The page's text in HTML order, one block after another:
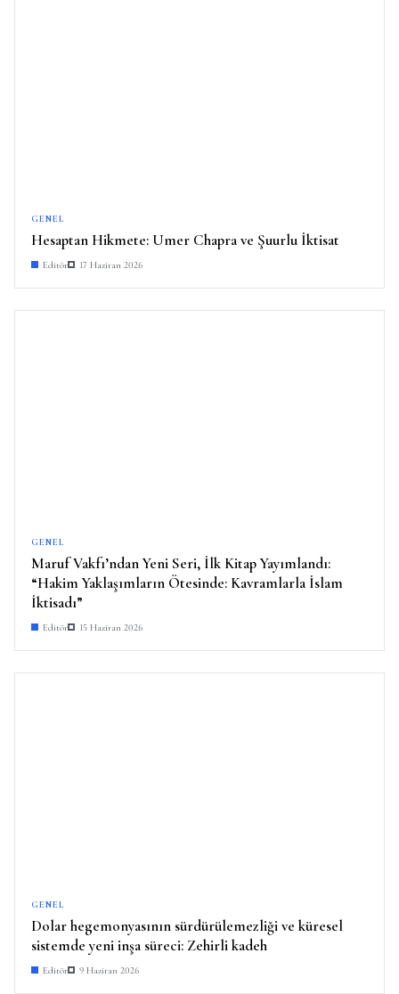
GENEL
Hesaptan Hikmete: Umer Chapra ve Şuurlu İktisat
Editör 17 Haziran 2026
GENEL
Maruf Vakfı’ndan Yeni Seri, İlk Kitap Yayımlandı:
“Hakim Yaklaşımların Ötesinde: Kavramlarla İslam
İktisadı”
Editör 15 Haziran 2026
GENEL
Dolar hegemonyasının sürdürülemezliği ve küresel
sistemde yeni inşa süreci: Zehirli kadeh
Editör 9 Haziran 2026